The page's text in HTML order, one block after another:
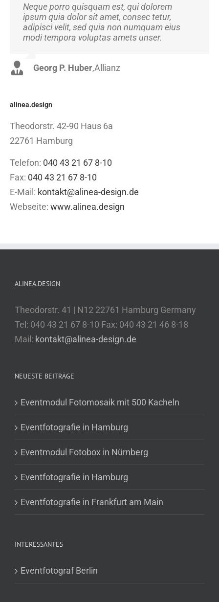
Neque porro quisquam est, qui dolorem
ipsum quia dolor sit amet, consec tetur,
adipisci velit, sed quia non numquam eius
modi tempora voluptas amets unser.
Georg P. Huber,Allianz
Aliquam erat volutpat. Quisque at est id ligula
facilisis laoreet eget pulvinar nibh.
Suspendisse at ultrices dui. Curabitur ac felis
arcu sadips ipsums fugiats nemis.
Luke Beck,Theme Fusion
alinea.design
Theodorstr. 42-90 Haus 6a
22761 Hamburg
Telefon: 040 43 21 67 8-10
Fax: 040 43 21 67 8-10
E-Mail: kontakt@alinea-design.de
Webseite: www.alinea.design
ALINEA.DESIGN
Theodorstr. 41 | N12 22761 Hamburg Germany
Tel: 040 43 21 67 8-10 Fax: 040 43 21 46 8-18
Mail: kontakt@alinea-design.de
NEUESTE BEITRÄGE
Eventmodul Fotomosaik mit 500 Kacheln
Eventfotografie in Hamburg
Eventmodul Fotobox in Nürnberg
Eventfotografie in Hamburg
Eventfotografie in Frankfurt am Main
INTERESSANTES
Eventfotograf Berlin